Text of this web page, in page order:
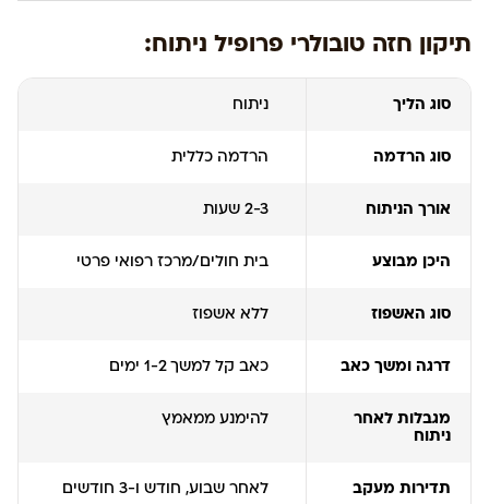
תיקון חזה טובולרי פרופיל ניתוח:
סוג הליך ניתוח
סוג הרדמה הרדמה כללית
אורך הניתוח 2-3 שעות
היכן מבוצע בית חולים/מרכז רפואי פרטי
סוג האשפוז ללא אשפוז
דרגה ומשך כאב כאב קל למשך 1-2 ימים
מגבלות לאחר
ניתוח
להימנע ממאמץ
תדירות מעקב לאחר שבוע, חודש ו-3 חודשים